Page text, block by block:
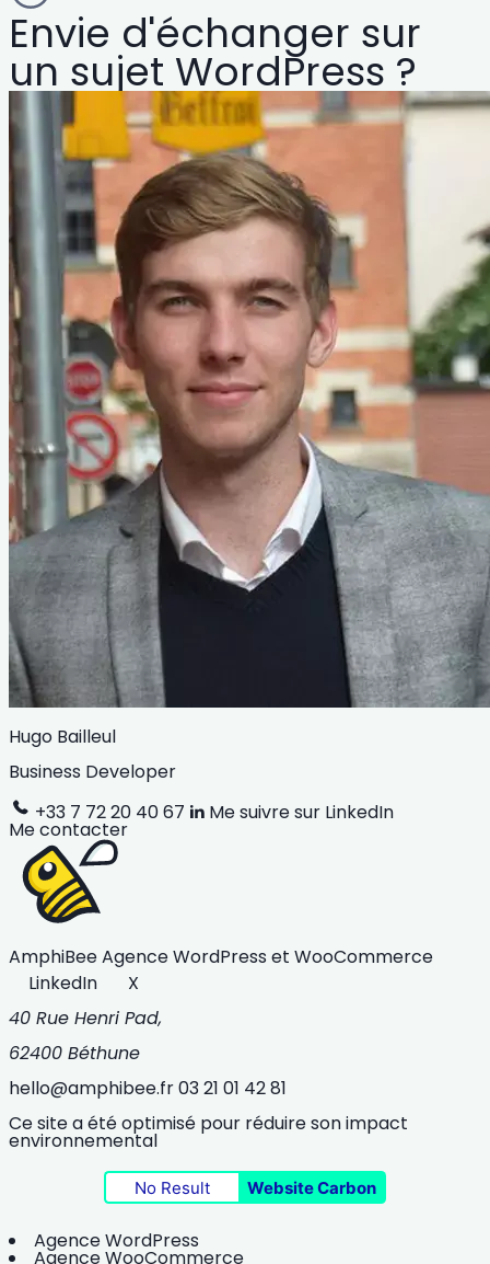
Envie d'échanger sur
un sujet WordPress ?
Hugo Bailleul
Business Developer
+33 7 72 20 40 67
Me suivre sur LinkedIn
Me contacter
AmphiBeeAgence WordPress et WooCommerce
LinkedIn
X
40 Rue Henri Pad,
62400 Béthune
hello@amphibee.fr03 21 01 42 81
Ce site a été optimisé pour réduire son impact
environnemental
No Result Website Carbon
Agence WordPress
Agence WooCommerce